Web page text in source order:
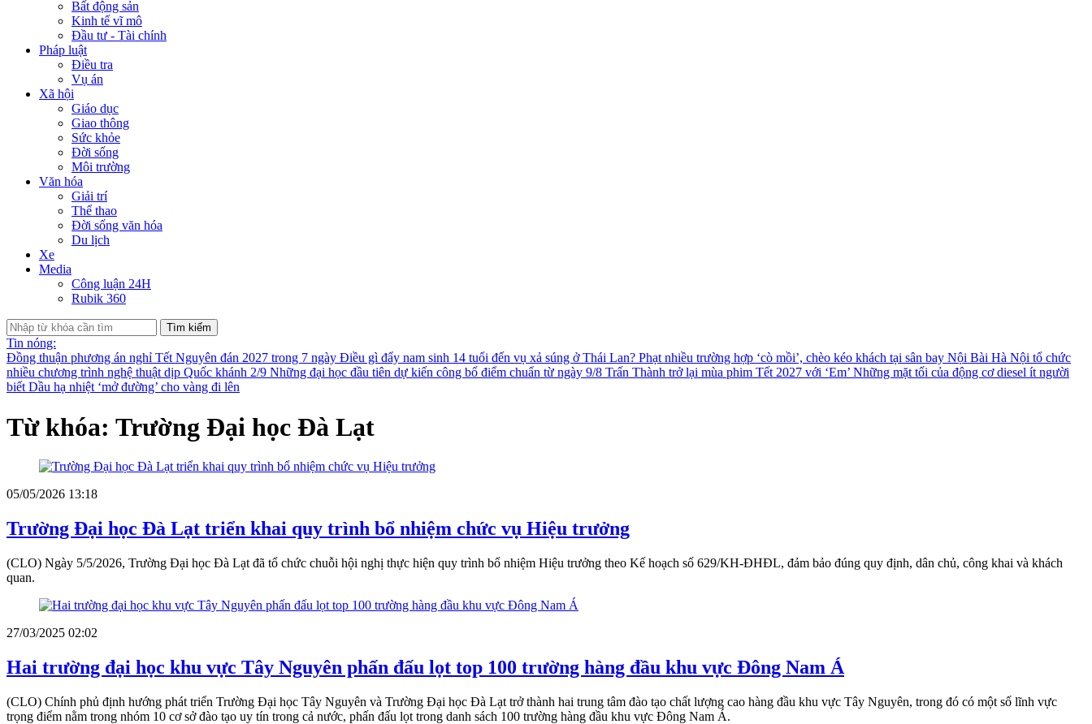
Bất động sản
Kinh tế vĩ mô
Đầu tư - Tài chính
Pháp luật
Điều tra
Vụ án
Xã hội
Giáo dục
Giao thông
Sức khỏe
Đời sống
Môi trường
Văn hóa
Giải trí
Thể thao
Đời sống văn hóa
Du lịch
Xe
Media
Công luận 24H
Rubik 360
Tìm kiếm
Tin nóng:
Đồng thuận phương án nghỉ Tết Nguyên đán 2027 trong 7 ngày Điều gì đẩy nam sinh 14 tuổi đến vụ xả súng ở Thái Lan? Phạt nhiều trường hợp ‘cò mồi’, chèo kéo khách tại sân bay Nội Bài Hà Nội tổ chức
nhiều chương trình nghệ thuật dịp Quốc khánh 2/9 Những đại học đầu tiên dự kiến công bố điểm chuẩn từ ngày 9/8 Trấn Thành trở lại mùa phim Tết 2027 với ‘Em’ Những mặt tối của động cơ diesel ít người
biếtDầu hạ nhiệt ‘mở đường’ cho vàng đi lên
Từ khóa: Trường Đại học Đà Lạt
05/05/2026 13:18
Trường Đại học Đà Lạt triển khai quy trình bổ nhiệm chức vụ Hiệu trưởng
(CLO) Ngày 5/5/2026, Trường Đại học Đà Lạt đã tổ chức chuỗi hội nghị thực hiện quy trình bổ nhiệm Hiệu trưởng theo Kế hoạch số 629/KH-ĐHĐL, đảm bảo đúng quy định, dân chủ, công khai và khách
quan.
27/03/2025 02:02
Hai trường đại học khu vực Tây Nguyên phấn đấu lọt top 100 trường hàng đầu khu vực Đông Nam Á
(CLO) Chính phủ định hướng phát triển Trường Đại học Tây Nguyên và Trường Đại học Đà Lạt trở thành hai trung tâm đào tạo chất lượng cao hàng đầu khu vực Tây Nguyên, trong đó có một số lĩnh vực
trọng điểm nằm trong nhóm 10 cơ sở đào tạo uy tín trong cả nước, phấn đấu lọt trong danh sách 100 trường hàng đầu khu vực Đông Nam Á.